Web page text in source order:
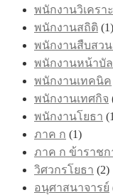
พนักงานวิเครา
พนักงานสถิติ (1)
พนักงานสืบสว
พนักงานหน้าบั
พนักงานเทคนิค
พนักงานเทศกิจ
พนักงานโยธา
ภาค ก (1)
ภาค ก ข้าราชก
วิศวกรโยธา (2)
อนุศาสนาจารย์